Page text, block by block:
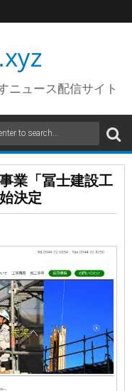
ニュース配信サイト
業「冨士建設工
決定